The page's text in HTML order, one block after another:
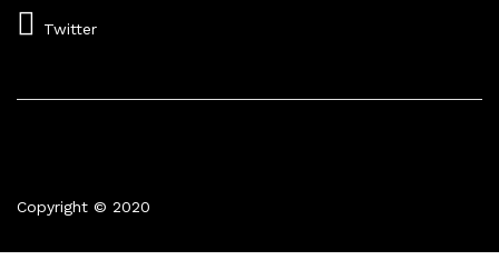
Twitter
Copyright © 2020